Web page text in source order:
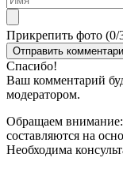
Прикрепить фото (0/
Спасибо!
Ваш комментарий
модератором.
Обращаем
составляются на
Необходима